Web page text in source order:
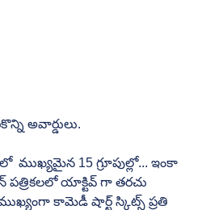
అవార్డులు.
లో  ముఖ్యమైన 15 గ్రూపుల్లో... ఇంకా
పత్రికలలో యాక్టివ్ గా తరచు
కామెడీ షార్ట్ స్కిట్స్ ప్రతి